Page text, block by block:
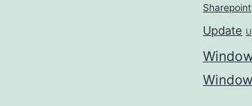
Sharepoint
Update